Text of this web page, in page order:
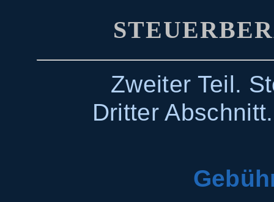
Zweiter Teil.
Dritter